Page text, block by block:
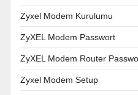
Zyxel Modem Kurulumu
ZyXEL Modem Passwort
ZyXEL Modem Router
Zyxel Modem Setup